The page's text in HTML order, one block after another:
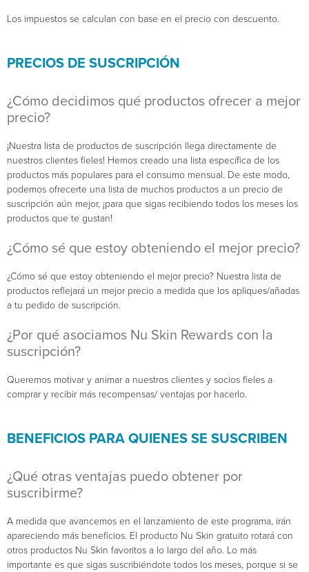
Los impuestos se calculan con base en el precio con descuento.
PRECIOS DE SUSCRIPCIÓN
¿Cómo decidimos qué productos ofrecer a mejor
precio?
¡Nuestra lista de productos de suscripción llega directamente de
nuestros clientes fieles! Hemos creado una lista específica de los
productos más populares para el consumo mensual. De este modo,
podemos ofrecerte una lista de muchos productos a un precio de
suscripción aún mejor, ¡para que sigas recibiendo todos los meses los
productos que te gustan!
¿Cómo sé que estoy obteniendo el mejor precio?
¿Cómo sé que estoy obteniendo el mejor precio? Nuestra lista de
productos reflejará un mejor precio a medida que los apliques/añadas
a tu pedido de suscripción.
¿Por qué asociamos Nu Skin Rewards con la
suscripción?
Queremos motivar y animar a nuestros clientes y socios fieles a
comprar y recibir más recompensas/ ventajas por hacerlo.
BENEFICIOS PARA QUIENES SE SUSCRIBEN
¿Qué otras ventajas puedo obtener por
suscribirme?
A medida que avancemos en el lanzamiento de este programa, irán
apareciendo más beneficios. El producto Nu Skin gratuito rotará con
otros productos Nu Skin favoritos a lo largo del año. Lo más
importante es que sigas suscribiéndote todos los meses, porque si se